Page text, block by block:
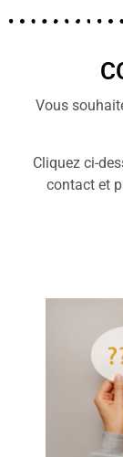
Vous
Cliquez ci-
contact et